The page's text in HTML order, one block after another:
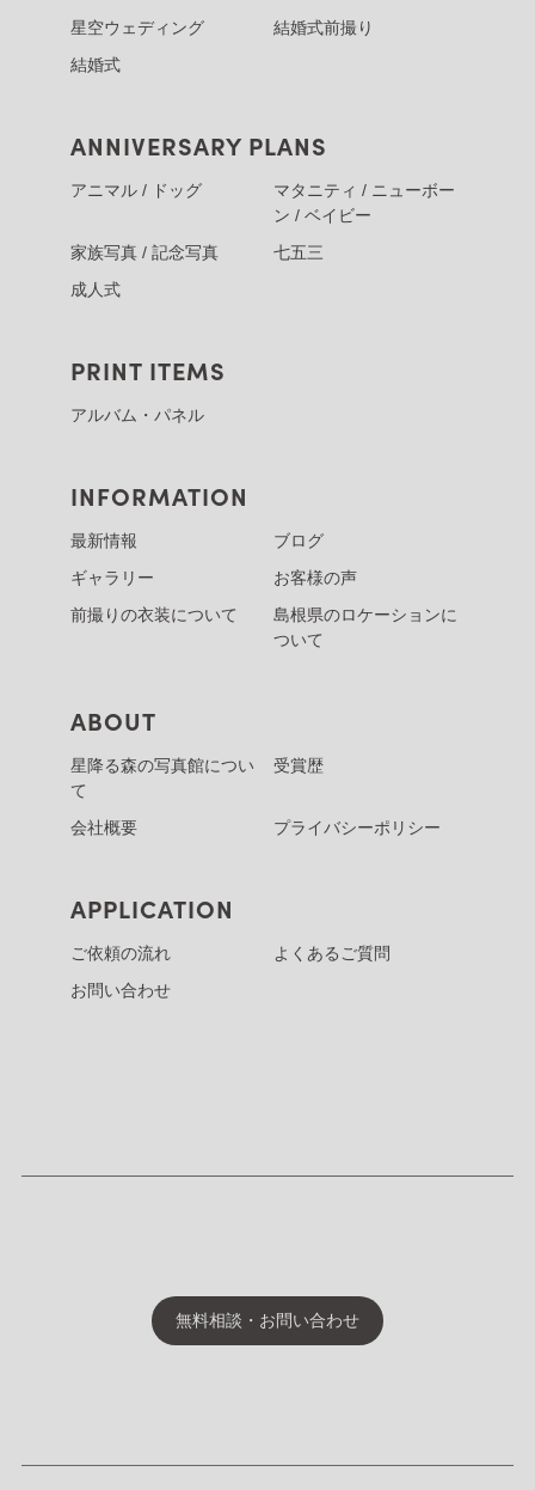
星空ウェディング
結婚式前撮り
結婚式
ANNIVERSARY PLANS
アニマル / ドッグ
マタニティ / ニューボー
ン / ベイビー
家族写真 / 記念写真
七五三
成人式
PRINT ITEMS
アルバム・パネル
INFORMATION
最新情報
ブログ
ギャラリー
お客様の声
前撮りの衣装について
島根県のロケーションに
ついて
ABOUT
星降る森の写真館につい
て
受賞歴
会社概要 プライバシーポリシー
APPLICATION
ご依頼の流れ
よくあるご質問
お問い合わせ
無料相談・お問い合わせ